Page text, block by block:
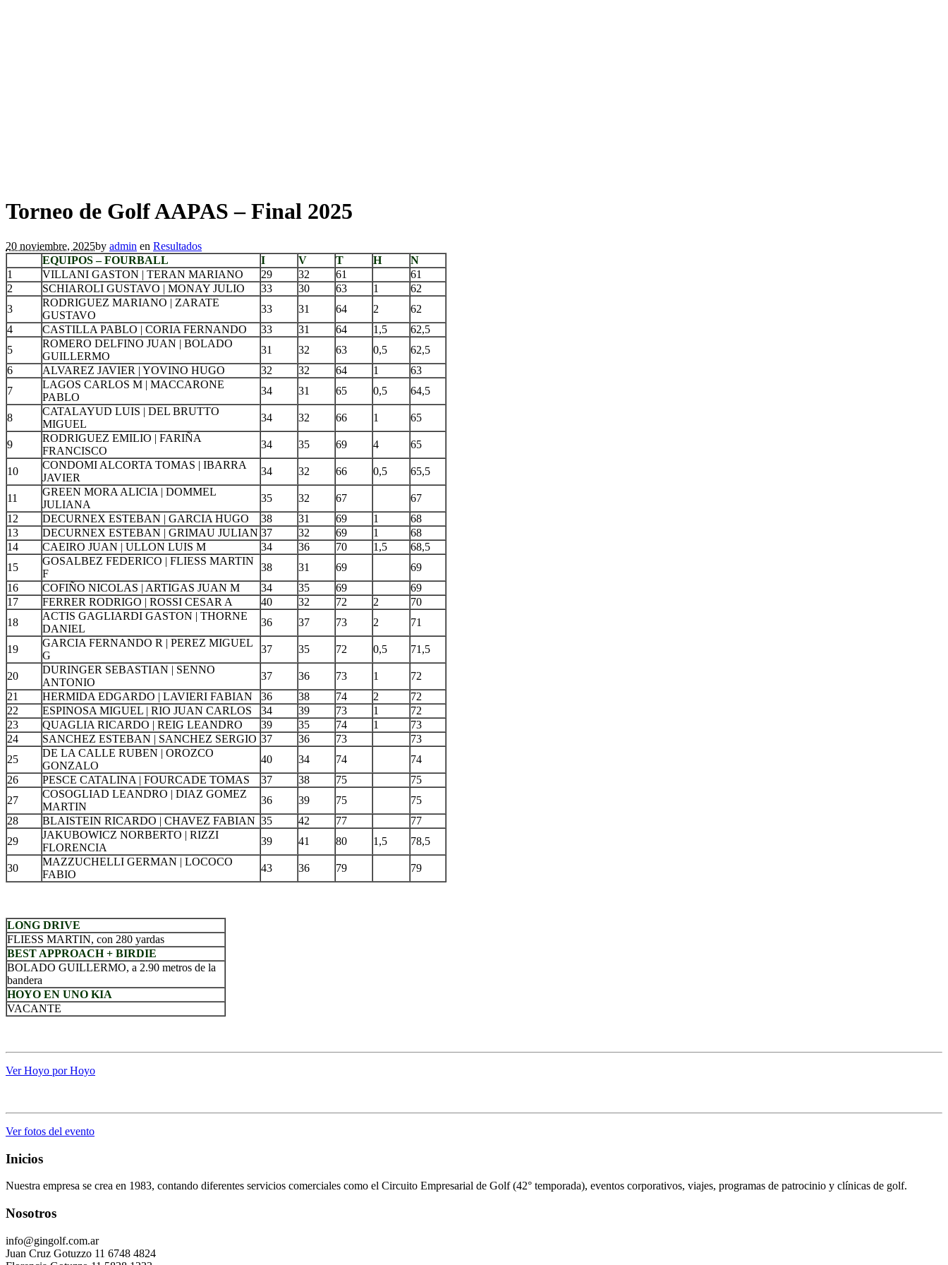
Torneo de Golf AAPAS – Final 2025
20 noviembre, 2025by admin en Resultados
EQUIPOS – FOURBALL
I V T H
N
1
VILLANI GASTON | TERAN MARIANO 29 32 61
61
2
SCHIAROLI GUSTAVO | MONAY JULIO 33 30 63 1
62
3
RODRIGUEZ MARIANO | ZARATE
GUSTAVO
33 31 64 2
62
4
CASTILLA PABLO | CORIA FERNANDO 33 31 64 1,5
62,5
5
ROMERO DELFINO JUAN | BOLADO
GUILLERMO
31 32 63 0,5
62,5
6
ALVAREZ JAVIER | YOVINO HUGO 32 32 64 1
63
7
LAGOS CARLOS M | MACCARONE
PABLO
34 31 65 0,5 64,5
8
CATALAYUD LUIS | DEL BRUTTO
MIGUEL
34 32 66 1 65
9
RODRIGUEZ EMILIO | FARIÑA
FRANCISCO
34 35 69 4 65
10
CONDOMI ALCORTA TOMAS | IBARRA
JAVIER
34 32 66 0,5 65,5
11
GREEN MORA ALICIA | DOMMEL
JULIANA
35 32 67
67
12
DECURNEX ESTEBAN | GARCIA HUGO 38 31 69 1
68
13
DECURNEX ESTEBAN | GRIMAU JULIAN 37 32 69 1
68
14
CAEIRO JUAN | ULLON LUIS M 34 36 70 1,5
68,5
15
GOSALBEZ FEDERICO | FLIESS MARTIN
F
38 31 69
69
16
COFIÑO NICOLAS | ARTIGAS JUAN M 34 35 69
69
17
FERRER RODRIGO | ROSSI CESAR A 40 32 72 2
70
18
ACTIS GAGLIARDI GASTON | THORNE
DANIEL
36 37 73 2 71
19
GARCIA FERNANDO R | PEREZ MIGUEL
G
37 35 72 0,5 71,5
20
DURINGER SEBASTIAN | SENNO
ANTONIO
37 36 73 1
72
21
HERMIDA EDGARDO | LAVIERI FABIAN 36 38 74 2
72
22
ESPINOSA MIGUEL | RIO JUAN CARLOS 34 39 73 1
72
23
QUAGLIA RICARDO | REIG LEANDRO 39 35 74 1
73
24
SANCHEZ ESTEBAN | SANCHEZ SERGIO 37 36 73
73
25
DE LA CALLE RUBEN | OROZCO
GONZALO
40 34 74
74
26
PESCE CATALINA | FOURCADE TOMAS 37 38 75
75
27
COSOGLIAD LEANDRO | DIAZ GOMEZ
MARTIN
36 39 75
75
28
BLAISTEIN RICARDO | CHAVEZ FABIAN 35 42 77
77
29
JAKUBOWICZ NORBERTO | RIZZI
FLORENCIA
39 41 80 1,5 78,5
30
MAZZUCHELLI GERMAN | LOCOCO
FABIO
43 36 79 79
LONG DRIVE
FLIESS MARTIN, con 280 yardas
BEST APPROACH + BIRDIE
BOLADO GUILLERMO, a 2.90 metros de la
bandera
HOYO EN UNO KIA
VACANTE
Ver Hoyo por Hoyo
Ver fotos del evento
Inicios
Nuestra empresa se crea en 1983, contando diferentes servicios comerciales como el Circuito Empresarial de Golf (42° temporada), eventos corporativos, viajes, programas de patrocinio y clínicas de golf.
Nosotros
info@gingolf.com.ar
Juan Cruz Gotuzzo 11 6748 4824